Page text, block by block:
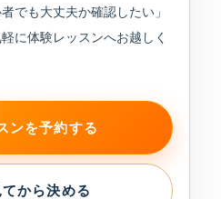
でも大丈夫か確認したい」
に体験レッスンへお越しく
ンを予約する
から決める